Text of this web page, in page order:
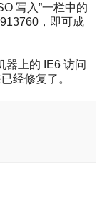
写入”一栏中的
，即可成
器上的 IE6 访问
经修复了。